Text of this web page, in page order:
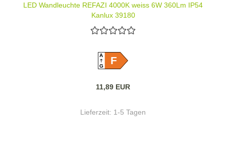
LED Wandleuchte REFAZI 4000K weiss 6W 360Lm IP54
Kanlux 39180
A
GF
11,89 EUR
Lieferzeit: 1-5 Tagen